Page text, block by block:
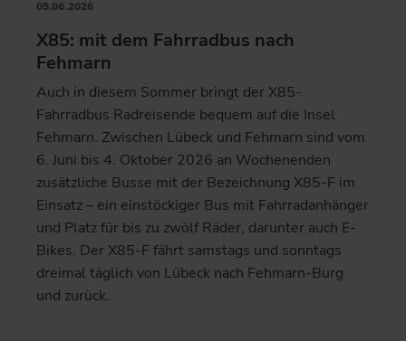
05.06.2026
X85: mit dem Fahrradbus nach
Fehmarn
Auch in diesem Sommer bringt der X85-
Fahrradbus Radreisende bequem auf die Insel
Fehmarn. Zwischen Lübeck und Fehmarn sind vom
6. Juni bis 4. Oktober 2026 an Wochenenden
zusätzliche Busse mit der Bezeichnung X85-F im
Einsatz – ein einstöckiger Bus mit Fahrradanhänger
und Platz für bis zu zwölf Räder, darunter auch E-
Bikes. Der X85-F fährt samstags und sonntags
dreimal täglich von Lübeck nach Fehmarn-Burg
und zurück.